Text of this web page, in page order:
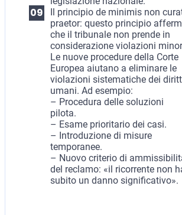
Il principio de minimis non
praetor: questo principio
che il tribunale non prende in
considerazione violazioni
Le nuove procedure della Corte
Europea aiutano a eliminare le
violazioni sistematiche dei
umani. Ad esempio:
– Procedura delle soluzioni
pilota.
– Esame prioritario dei casi.
– Introduzione di misure
temporanee.
– Nuovo criterio di
del reclamo: «il ricorrente non
subito un danno significativo».